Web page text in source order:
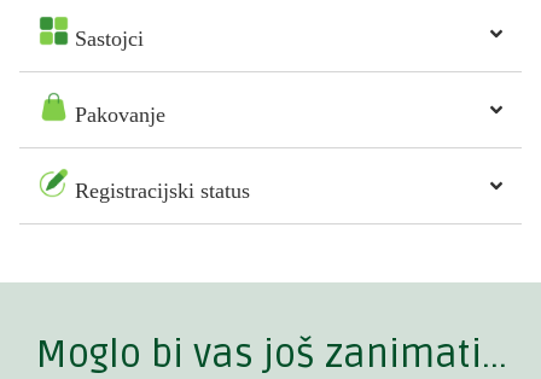
Sastojci
Pakovanje
Registracijski status
Moglo bi vas još zanimati...